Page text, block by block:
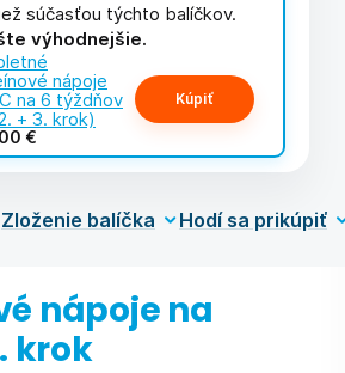
súčasťou týchto balíčkov.
výhodnejšie.
nápoje
na 6 týždňov
+ 3. krok)
€
Kúpiť
Zloženie balíčka Hodí sa prikúpiť
nápoje na
krok